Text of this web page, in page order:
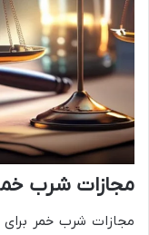
مجازات شرب